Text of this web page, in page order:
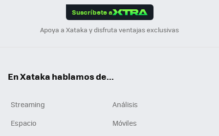
Suscríbete a
Apoya a Xataka y disfruta ventajas exclusivas
En Xataka hablamos de...
Streaming
Análisis
Espacio
Móviles